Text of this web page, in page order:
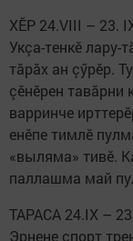
ХӖР 24.VIII – 23.
Укçа-тенкӗ лару-
тăрăх ан çӳрӗр.
çӗнӗрен тавăрни
варринче
енӗпе тимлӗ
«выляма» тивӗ.
паллашма май
ТАРАСА 24.IX –
Эрнене спорт